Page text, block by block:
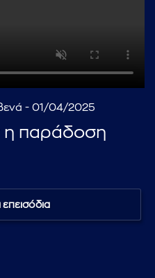
- 01/04/2025
η παράδοση